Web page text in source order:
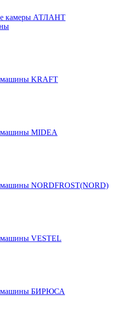
камеры АТЛАНТ
машины KRAFT
машины MIDEA
NORDFROST(NORD)
VESTEL
машины БИРЮСА